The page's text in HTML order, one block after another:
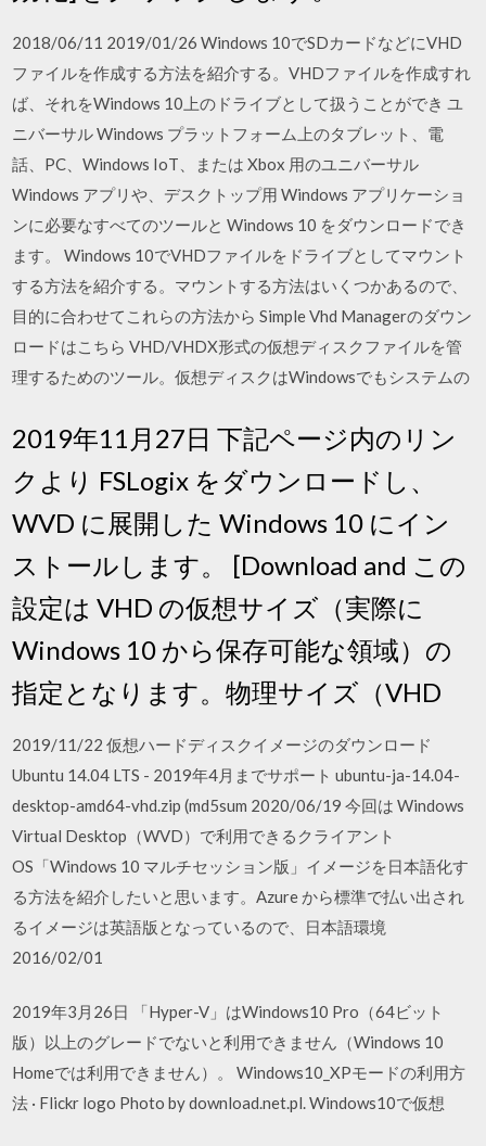
2018/06/11 2019/01/26 Windows 10でSDカードなどにVHD
ファイルを作成する方法を紹介する。VHDファイルを作成すれ
ば、それをWindows 10上のドライブとして扱うことができ ユ
ニバーサル Windows プラットフォーム上のタブレット、電
話、PC、Windows IoT、または Xbox 用のユニバーサル
Windows アプリや、デスクトップ用 Windows アプリケーショ
ンに必要なすべてのツールと Windows 10 をダウンロードでき
ます。 Windows 10でVHDファイルをドライブとしてマウント
する方法を紹介する。マウントする方法はいくつかあるので、
目的に合わせてこれらの方法から Simple Vhd Managerのダウン
ロードはこちら VHD/VHDX形式の仮想ディスクファイルを管
理するためのツール。仮想ディスクはWindowsでもシステムの
2019年11月27日 下記ページ内のリン
クより FSLogix をダウンロードし、
WVD に展開した Windows 10 にイン
ストールします。 [Download and この
設定は VHD の仮想サイズ（実際に
Windows 10 から保存可能な領域）の
指定となります。物理サイズ（VHD
2019/11/22 仮想ハードディスクイメージのダウンロード
Ubuntu 14.04 LTS - 2019年4月までサポート ubuntu-ja-14.04-
desktop-amd64-vhd.zip (md5sum 2020/06/19 今回は Windows
Virtual Desktop（WVD）で利用できるクライアント
OS「Windows 10 マルチセッション版」イメージを日本語化す
る方法を紹介したいと思います。Azure から標準で払い出され
るイメージは英語版となっているので、日本語環境
2016/02/01
2019年3月26日 「Hyper-V」はWindows10 Pro（64ビット
版）以上のグレードでないと利用できません（Windows 10
Homeでは利用できません）。 Windows10_XPモードの利用方
法 · Flickr logo Photo by download.net.pl. Windows10で仮想